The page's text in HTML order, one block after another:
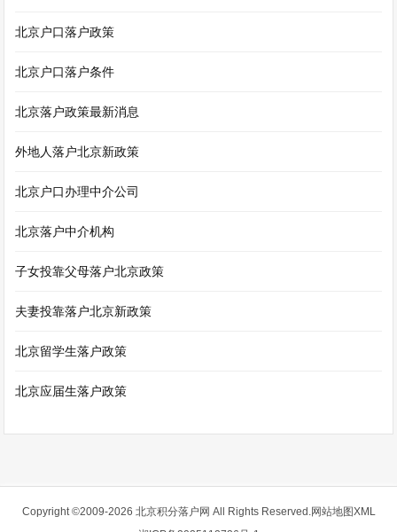
北京户口落户政策
北京户口落户条件
北京落户政策最新消息
外地人落户北京新政策
北京户口办理中介公司
北京落户中介机构
子女投靠父母落户北京政策
夫妻投靠落户北京新政策
北京留学生落户政策
北京应届生落户政策
Copyright ©2009-2026 北京积分落户网 All Rights Reserved.网站地图XML